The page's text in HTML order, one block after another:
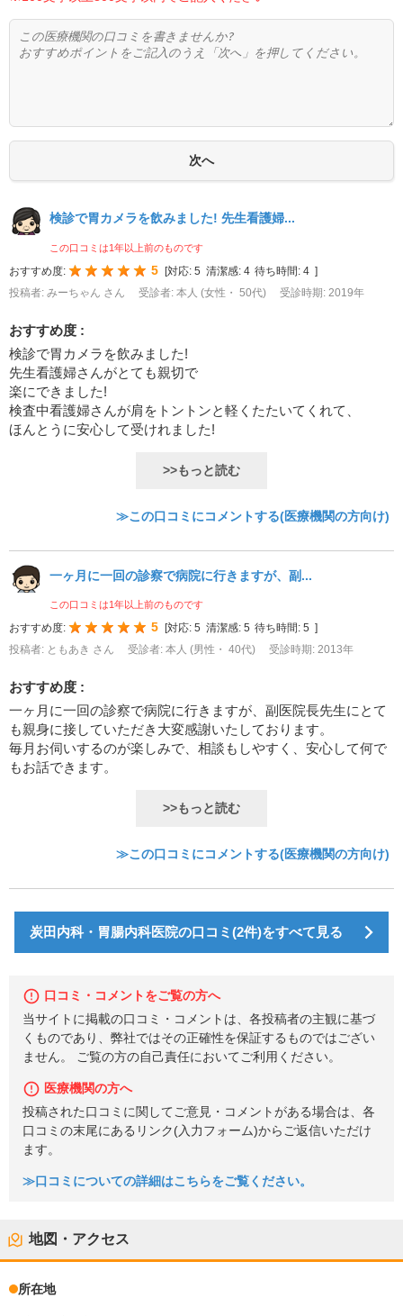
検診で胃カメラを飲みました! 先生看護婦...
この口コミは1年以上前のものです
おすすめ度: 5 [対応: 5 清潔感: 4 待ち時間: 4 ]
投稿者: みーちゃん さん
受診者: 本人 (女性・ 50代) 受診時期: 2019年
おすすめ度 :
検診で胃カメラを飲みました!
先生看護婦さんがとても親切で
楽にできました!
検査中看護婦さんが肩をトントンと軽くたたいてくれて、
ほんとうに安心して受けれました!
>>もっと読む
≫この口コミにコメントする(医療機関の方向け)
一ヶ月に一回の診察で病院に行きますが、副...
この口コミは1年以上前のものです
おすすめ度: 5 対応: 5 清潔感: 5 待ち時間: 5
投稿者: ともあき さん
受診者: 本人 (男性・ 40代) 受診時期: 2013年
おすすめ度 :
一ヶ月に一回の診察で病院に行きますが、副医院長先生にとて
も親身に接していただき大変感謝いたしております。
毎月お伺いするのが楽しみで、相談もしやすく、安心して何で
もお話できます。
>>もっと読む
≫この口コミにコメントする(医療機関の方向け)
炭田内科・胃腸内科医院の口コミ(2件)をすべて見る
口コミ・コメントをご覧の方へ
当サイトに掲載の口コミ・コメントは、各投稿者の主観に基づ
くものであり、弊社ではその正確性を保証するものではござい
ません。 ご覧の方の自己責任においてご利用ください。
医療機関の方へ
投稿された口コミに関してご意見・コメントがある場合は、各
口コミの末尾にあるリンク(入力フォーム)からご返信いただけ
ます。
≫口コミについての詳細はこちらをご覧ください。
地図・アクセス
所在地